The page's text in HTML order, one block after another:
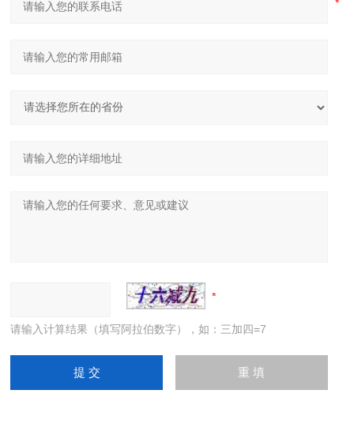
请输入计算结果（填写阿拉伯数字），如：三加四=7